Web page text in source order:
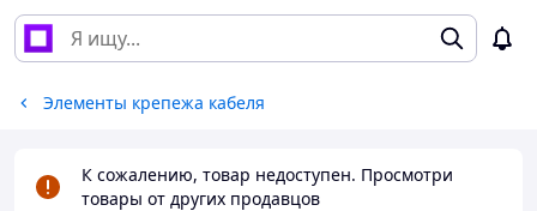
Элементы крепежа кабеля
К сожалению, товар недоступен. Просмотри
товары от других продавцов